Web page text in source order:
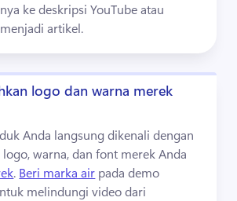
ke deskripsi YouTube atau
artikel.
logo dan warna merek
Anda langsung dikenali dengan
warna, dan font merek Anda
. Beri marka air pada demo
melindungi video dari